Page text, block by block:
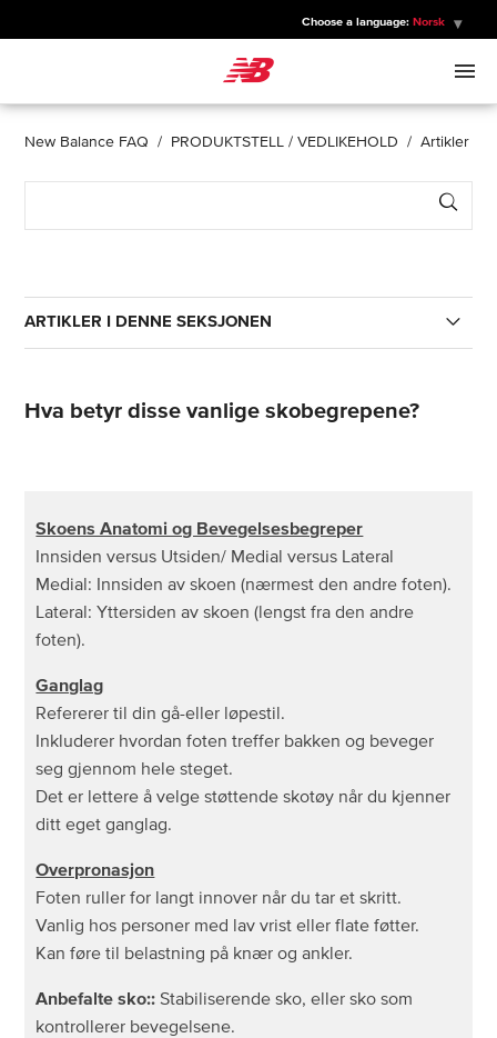
Choose a language: Norsk
MENN
SPORT
New Balance FAQ PRODUKTSTELL / VEDLIKEHOLD Artikler
ARTIKLER I DENNE SEKSJONEN
Balance?
Hvordan vasker jeg mine New Balance sko?
Hva betyr disse vanlige skobegrepene?
Skoens Anatomi og Bevegelsesbegreper
Innsiden versus Utsiden/ Medial versus Lateral
Medial: Innsiden av skoen (nærmest den andre foten).
Lateral: Yttersiden av skoen (lengst fra den andre
foten).
Ganglag
Refererer til din gå-eller løpestil.
Inkluderer hvordan foten treffer bakken og beveger
seg gjennom hele steget.
Det er lettere å velge støttende skotøy når du kjenner
ditt eget ganglag.
Overpronasjon
Foten ruller for langt innover når du tar et skritt.
Vanlig hos personer med lav vrist eller flate føtter.
Kan føre til belastning på knær og ankler.
Anbefalte sko:: Stabiliserende sko, eller sko som
kontrollerer bevegelsene.